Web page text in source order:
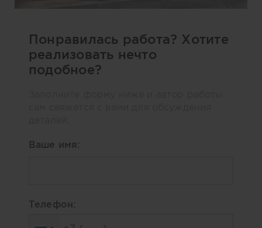
Понравилась работа? Хотите
реализовать нечто
подобное?
Ваше имя:
Телефон: